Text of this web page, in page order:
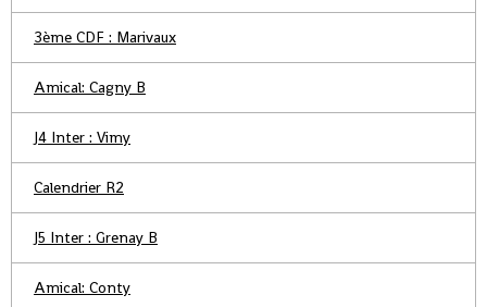
3ème CDF : Marivaux
Amical: Cagny B
J4 Inter : Vimy
Calendrier R2
J5 Inter : Grenay B
Amical: Conty